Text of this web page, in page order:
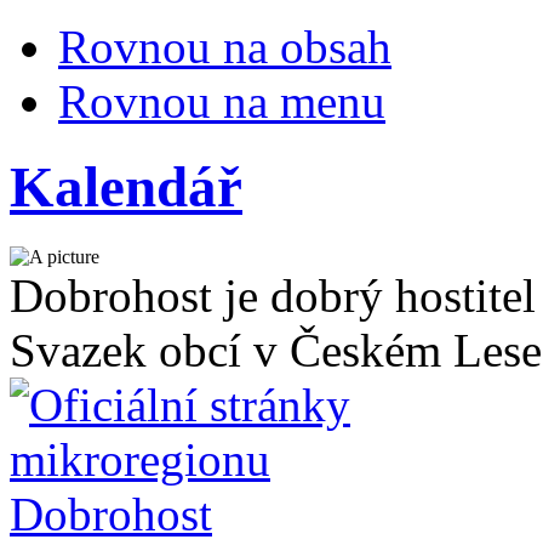
Rovnou na obsah
Rovnou na menu
Kalendář
Dobrohost je dobrý hostitel
Svazek obcí v Českém Lese